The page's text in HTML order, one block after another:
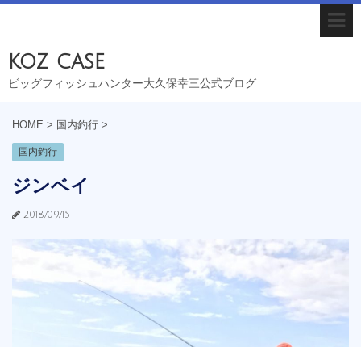
koz case
ビッグフィッシュハンター大久保幸三公式ブログ
HOME > 国内釣行 >
国内釣行
ジンベイ
2018/09/15